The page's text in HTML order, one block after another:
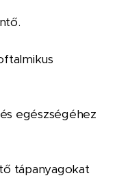
egészségéhez
tápanyagokat